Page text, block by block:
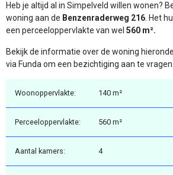
Heb je altijd al in Simpelveld willen wonen?
woning aan de Benzenraderweg 216. Het
een perceeloppervlakte van wel 560 m².
Bekijk de informatie over de woning
via Funda om een bezichtiging aan te vragen.
Woonoppervlakte: 140 m²
Perceeloppervlakte: 560 m²
Aantal kamers: 4